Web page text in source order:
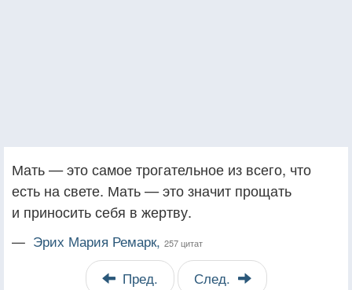
Мать — это самое трогательное из всего, что
есть на свете. Мать — это значит прощать
и приносить себя в жертву.
— Эрих Мария Ремарк, 257 цитат
Пред. След.